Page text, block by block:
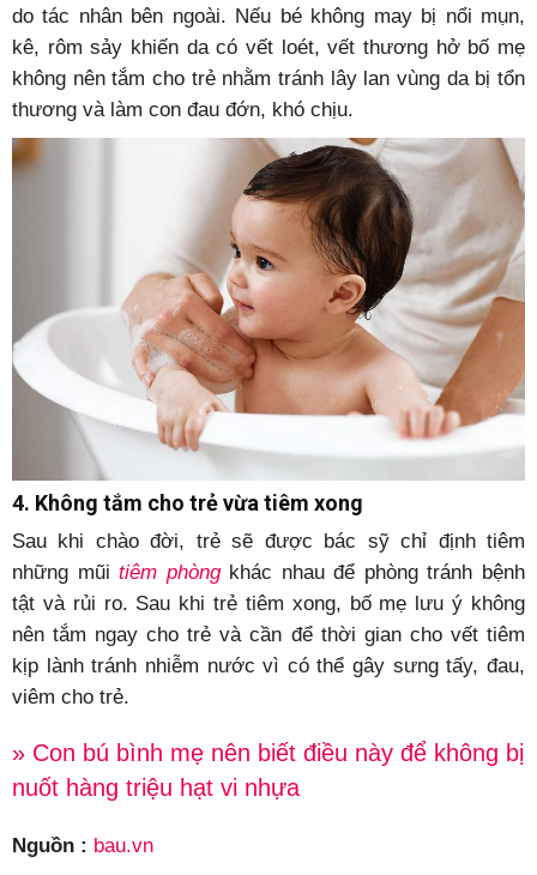
do tác nhân bên ngoài. Nếu bé không may bị nổi mụn,
kê, rôm sảy khiến da có vết loét, vết thương hở bố mẹ
không nên tắm cho trẻ nhằm tránh lây lan vùng da bị tổn
thương và làm con đau đớn, khó chịu.
4. Không tắm cho trẻ vừa tiêm xong
Sau khi chào đời, trẻ sẽ được bác sỹ chỉ định tiêm
những mũitiêm phòngkhác nhau để phòng tránh bệnh
tật và rủi ro. Sau khi trẻ tiêm xong, bố mẹ lưu ý không
nên tắm ngay cho trẻ và cần để thời gian cho vết tiêm
kịp lành tránh nhiễm nước vì có thể gây sưng tấy, đau,
viêm cho trẻ.
» Con bú bình mẹ nên biết điều này để không bị
nuốt hàng triệu hạt vi nhựa
Nguồn : bau.vn